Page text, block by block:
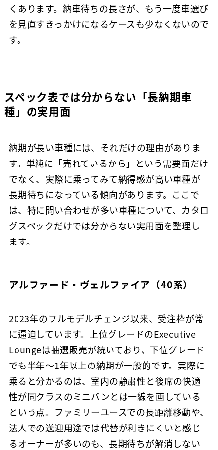
くあります。納車待ちの長さが、もう一度車選び
を見直すきっかけになるケースも少なくないので
す。
スペック表では分からない「長納期車
種」の実用面
納期が長い車種には、それだけの理由がありま
す。単純に「売れているから」という需要面だけ
でなく、実際に乗ってみて納得感が高い車種が
長期待ちになっている傾向があります。ここで
は、特に問い合わせが多い車種について、カタロ
グスペックだけでは分からない実用面を整理し
ます。
アルファード・ヴェルファイア（40系）
2023年のフルモデルチェンジ以来、受注枠が常
に逼迫しています。上位グレードのExecutive
Loungeは抽選販売が続いており、下位グレード
でも半年〜1年以上の納期が一般的です。実際に
乗ると分かるのは、室内の静粛性と後席の快適
性が同クラスのミニバンとは一線を画している
という点。ファミリーユースでの長距離移動や、
法人での送迎用途では代替が利きにくいと感じ
るオーナーが多いのも、長期待ちが解消しない